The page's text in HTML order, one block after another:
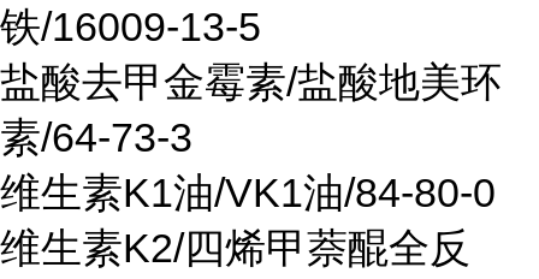
铁/16009-13-5
盐酸去甲金霉素/盐酸地美环
素/64-73-3
维生素K1油/VK1油/84-80-0
维生素K2/四烯甲萘醌全反